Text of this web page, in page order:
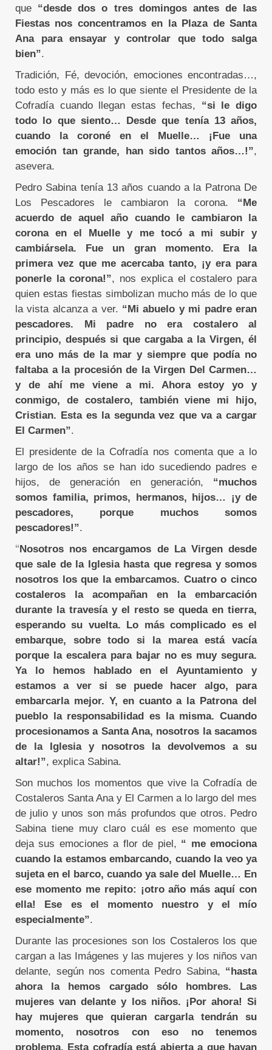
que “desde dos o tres domingos antes de las
Fiestas nos concentramos en la Plaza de Santa
Ana para ensayar y controlar que todo salga
bien”.
Tradición, Fé, devoción, emociones encontradas…,
todo esto y más es lo que siente el Presidente de la
Cofradía cuando llegan estas fechas, “si le digo
todo lo que siento… Desde que tenía 13 años,
cuando la coroné en el Muelle… ¡Fue una
emoción tan grande, han sido tantos años…!”,
asevera.
Pedro Sabina tenía 13 años cuando a la Patrona De
Los Pescadores le cambiaron la corona. “Me
acuerdo de aquel año cuando le cambiaron la
corona en el Muelle y me tocó a mi subir y
cambiársela. Fue un gran momento. Era la
primera vez que me acercaba tanto, ¡y era para
ponerle la corona!”, nos explica el costalero para
quien estas fiestas simbolizan mucho más de lo que
la vista alcanza a ver. “Mi abuelo y mi padre eran
pescadores. Mi padre no era costalero al
principio, después si que cargaba a la Virgen, él
era uno más de la mar y siempre que podía no
faltaba a la procesión de la Virgen Del Carmen…
y de ahí me viene a mi. Ahora estoy yo y
conmigo, de costalero, también viene mi hijo,
Cristian. Esta es la segunda vez que va a cargar
El Carmen”.
El presidente de la Cofradía nos comenta que a lo
largo de los años se han ido sucediendo padres e
hijos, de generación en generación, “muchos
somos familia, primos, hermanos, hijos… ¡y de
pescadores, porque muchos somos
pescadores!”.
“Nosotros nos encargamos de La Virgen desde
que sale de la Iglesia hasta que regresa y somos
nosotros los que la embarcamos. Cuatro o cinco
costaleros la acompañan en la embarcación
durante la travesía y el resto se queda en tierra,
esperando su vuelta. Lo más complicado es el
embarque, sobre todo si la marea está vacía
porque la escalera para bajar no es muy segura.
Ya lo hemos hablado en el Ayuntamiento y
estamos a ver si se puede hacer algo, para
embarcarla mejor. Y, en cuanto a la Patrona del
pueblo la responsabilidad es la misma. Cuando
procesionamos a Santa Ana, nosotros la sacamos
de la Iglesia y nosotros la devolvemos a su
altar!”, explica Sabina.
Son muchos los momentos que vive la Cofradía de
Costaleros Santa Ana y El Carmen a lo largo del mes
de julio y unos son más profundos que otros. Pedro
Sabina tiene muy claro cuál es ese momento que
deja sus emociones a flor de piel, “ me emociona
cuando la estamos embarcando, cuando la veo ya
sujeta en el barco, cuando ya sale del Muelle… En
ese momento me repito: ¡otro año más aquí con
ella! Ese es el momento nuestro y el mío
especialmente”.
Durante las procesiones son los Costaleros los que
cargan a las Imágenes y las mujeres y los niños van
delante, según nos comenta Pedro Sabina, “hasta
ahora la hemos cargado sólo hombres. Las
mujeres van delante y los niños. ¡Por ahora! Si
hay mujeres que quieran cargarla tendrán su
momento, nosotros con eso no tenemos
problema. Esta cofradía está abierta a que hayan